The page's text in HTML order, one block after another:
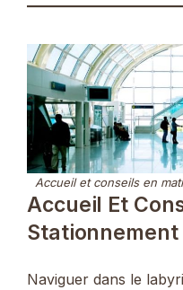
Accueil et conseils en
Accueil Et
Stationnement
Naviguer dans le